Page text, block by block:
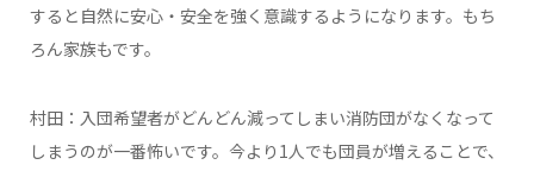
すると自然に安心・安全を強く意識するようになります。もち
ろん家族もです。
村田：入団希望者がどんどん減ってしまい消防団がなくなって
しまうのが一番怖いです。今より1人でも団員が増えることで、